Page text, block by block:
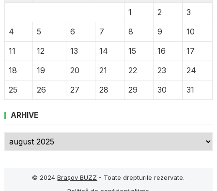
1
2
3
4
5 6 7 8 9
10
11
12 13 14 15 16
17
18
19 20 21 22 23
24
25
26 27 28 29 30 31
ARHIVE
© 2024Brașov BUZZ - Toate drepturile rezervate.